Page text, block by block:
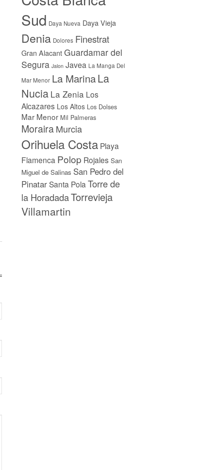
Sud Daya Nueva Daya Vieja
Denia Dolores Finestrat
Gran AlacantGuardamar del
Segura Jalon Javea La Manga Del
Mar Menor La MarinaLa
Nucia La Zenia Los
Alcazares Los Altos Los Dolses
Mar Menor Mil Palmeras
MorairaMurcia
Orihuela Costa Playa
Flamenca Polop Rojales San
Miguel de Salinas San Pedro del
PinatarSanta Pola Torre de
la HoradadaTorrevieja
Villamartin